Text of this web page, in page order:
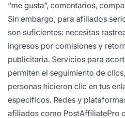
“me gusta”, comentarios,
Sin embargo, para afiliados
son suficientes: necesitas
ingresos por comisiones y
publicitaria. Servicios para
permiten el seguimiento de
personas hicieron clic en tus
específicos. Redes y
afiliados como PostAffiliatePro